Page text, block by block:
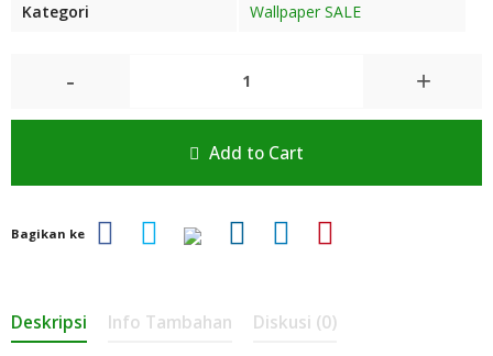
Kategori
Wallpaper SALE
- +
Add to Cart
Bagikan ke
Deskripsi Info Tambahan Diskusi (0)